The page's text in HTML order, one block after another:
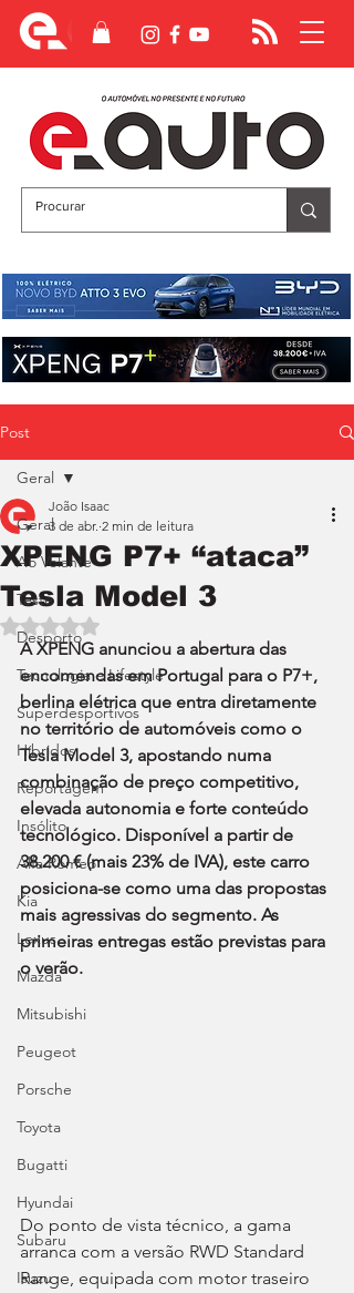
Post
Geral
Ao Volante
Teste
Desporto
Tecnologia e Lifestyle
Superdesportivos
Híbridos
Reportagem
Insólito
Alfa Romeo
Kia
Lexus
Mazda
Mitsubishi
Peugeot
Porsche
Toyota
Bugatti
Hyundai
Subaru
Isuzu
Geral
XPENG P7+ “ataca”
Tesla Model 3
João Isaac
3 de abr. 2 min de leitura
Avaliado com NaN de 5 estrelas.
A XPENG anunciou a abertura das
encomendas em Portugal para o P7+,
berlina elétrica que entra diretamente
no território de automóveis como o
Tesla Model 3, apostando numa
combinação de preço competitivo,
elevada autonomia e forte conteúdo
tecnológico. Disponível a partir de
38.200 € (mais 23% de IVA), este carro
posiciona-se como uma das propostas
mais agressivas do segmento. As
primeiras entregas estão previstas para
o verão.
Do ponto de vista técnico, a gama
arranca com a versão RWD Standard
Range, equipada com motor traseiro